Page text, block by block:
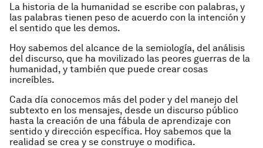
La historia de la humanidad se escribe con palabras, y
las palabras tienen peso de acuerdo con la intención y
el sentido que les demos.
Hoy sabemos del alcance de la semiología, del análisis
del discurso, que ha movilizado las peores guerras de la
humanidad, y también que puede crear cosas
increíbles.
Cada día conocemos más del poder y del manejo del
subtexto en los mensajes, desde un discurso público
hasta la creación de una fábula de aprendizaje con
sentido y dirección específica. Hoy sabemos que la
realidad se crea y se construye o modifica.